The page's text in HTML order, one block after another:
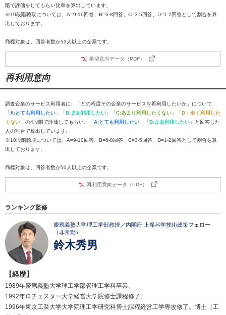
階で評価をしてもらい比率を算出しています。
※10段階聴取については、A=9-10回答、B=6-8回答、C=3-5回答、D=1-2回答として割合を算
出しております。
商標対象は、回答者数が50人以上の企業です。
推奨意向データ（PDF）
再利用意向
調査企業のサービス利用者に、「どの程度その企業のサービスを再利用したいか」について
「A:とても利用したい 」「B:まあ利用したい 」「C:あまり利用したくない 」「D：全く利用した
くない 」の4段階で評価してもらい、「A:とても利用したい 」「B:まあ利用したい 」と回答した
人の割合で算出しています。
※10段階聴取については、A=9-10回答、B=6-8回答、C=3-5回答、D=1-2回答として割合を算
出しております。
商標対象は、回答者数が50人以上の企業です。
再利用意向データ（PDF）
ランキング監修
慶應義塾大学理工学部教授／内閣府 上席科学技術政策フェロー
（非常勤）
鈴木秀男
【経歴】
1989年慶應義塾大学理工学部管理工学科卒業。
1992年ロチェスター大学経営大学院修士課程修了。
1996年東京工業大学大学院理工学研究科博士課程経営工学専攻修了。博士（工